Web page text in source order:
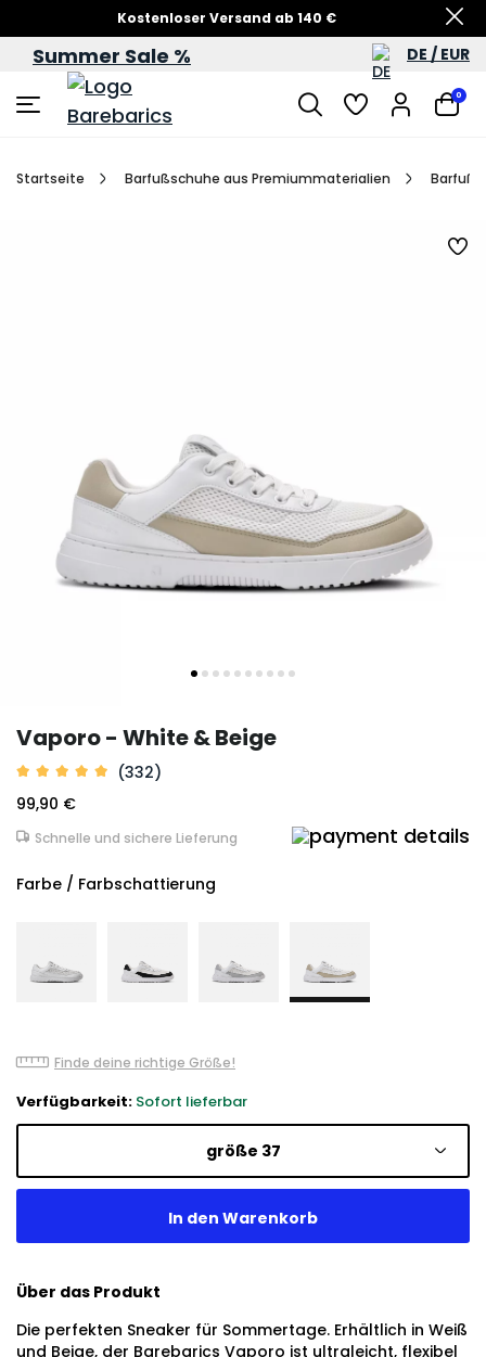
Kostenloser Versand ab 140 €
Sommersale – bis zu 60 %
Summer Sale % DE / EUR
0
Startseite Barfußschuhe aus Premiummaterialien
Vaporo - White & Beige
(332)
99,90 €
Schnelle und sichere Lieferung
Farbe / Farbschattierung
Finde deine richtige Größe!
Verfügbarkeit: Sofort lieferbar
größe 37
Über das Produkt
Die perfekten Sneaker für Sommertage. Erhältlich in Weiß
und Beige, der Barebarics Vaporo ist ultraleicht, flexibel